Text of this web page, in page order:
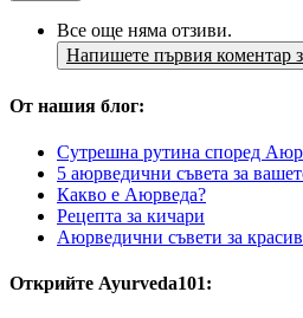
Все още няма отзиви.
Напишете първия коментар
От нашия блог:
Сутрешна рутина според
5 аюрведични съвета за
Какво е Аюрведа?
Рецепта за кичари
Аюрведични съвети за
Открийте Ayurveda101: